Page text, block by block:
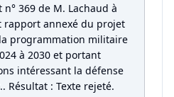
369 de M. Lachaud à
rapport annexé du projet
programmation militaire
à 2030 et portant
intéressant la défense
Résultat : Texte rejeté.